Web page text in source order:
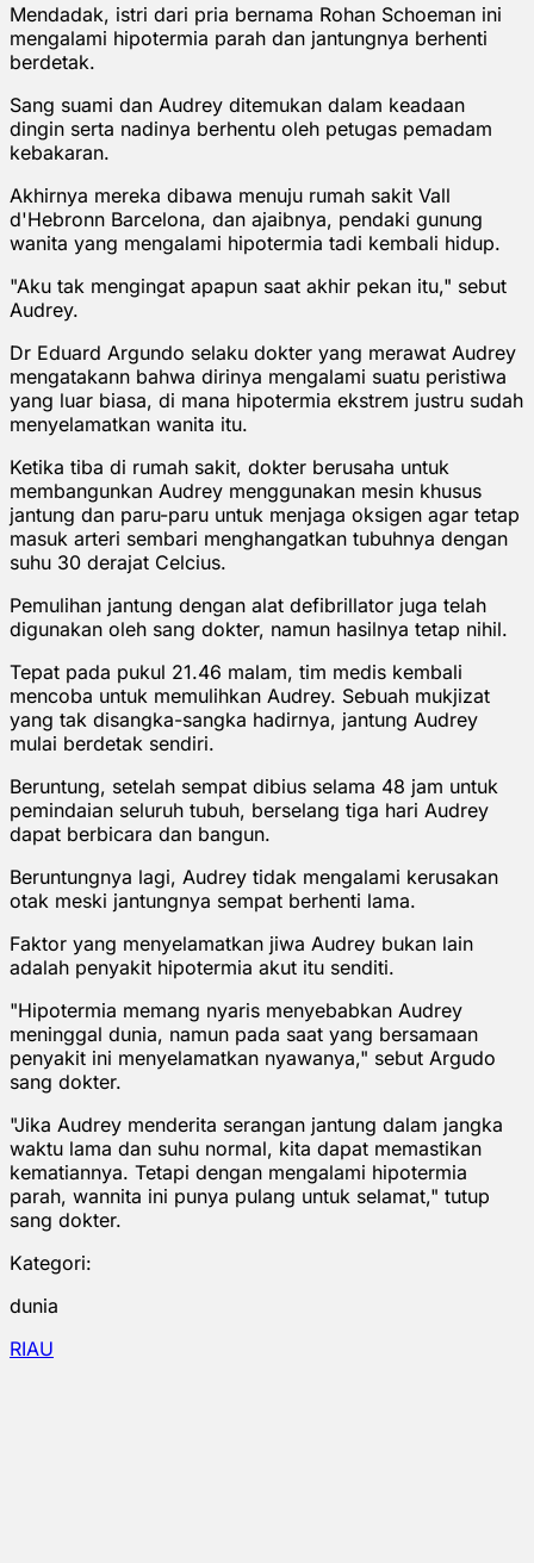
Mendadak, istri dari pria bernama Rohan Schoeman ini
mengalami hipotermia parah dan jantungnya berhenti
berdetak.
Sang suami dan Audrey ditemukan dalam keadaan
dingin serta nadinya berhentu oleh petugas pemadam
kebakaran.
Akhirnya mereka dibawa menuju rumah sakit Vall
d'Hebronn Barcelona, dan ajaibnya, pendaki gunung
wanita yang mengalami hipotermia tadi kembali hidup.
"Aku tak mengingat apapun saat akhir pekan itu," sebut
Audrey.
Dr Eduard Argundo selaku dokter yang merawat Audrey
mengatakann bahwa dirinya mengalami suatu peristiwa
yang luar biasa, di mana hipotermia ekstrem justru sudah
menyelamatkan wanita itu.
Ketika tiba di rumah sakit, dokter berusaha untuk
membangunkan Audrey menggunakan mesin khusus
jantung dan paru-paru untuk menjaga oksigen agar tetap
masuk arteri sembari menghangatkan tubuhnya dengan
suhu 30 derajat Celcius.
Pemulihan jantung dengan alat defibrillator juga telah
digunakan oleh sang dokter, namun hasilnya tetap nihil.
Tepat pada pukul 21.46 malam, tim medis kembali
mencoba untuk memulihkan Audrey. Sebuah mukjizat
yang tak disangka-sangka hadirnya, jantung Audrey
mulai berdetak sendiri.
Beruntung, setelah sempat dibius selama 48 jam untuk
pemindaian seluruh tubuh, berselang tiga hari Audrey
dapat berbicara dan bangun.
Beruntungnya lagi, Audrey tidak mengalami kerusakan
otak meski jantungnya sempat berhenti lama.
Faktor yang menyelamatkan jiwa Audrey bukan lain
adalah penyakit hipotermia akut itu senditi.
"Hipotermia memang nyaris menyebabkan Audrey
meninggal dunia, namun pada saat yang bersamaan
penyakit ini menyelamatkan nyawanya," sebut Argudo
sang dokter.
"Jika Audrey menderita serangan jantung dalam jangka
waktu lama dan suhu normal, kita dapat memastikan
kematiannya. Tetapi dengan mengalami hipotermia
parah, wannita ini punya pulang untuk selamat," tutup
sang dokter.
Kategori:
dunia
RIAU